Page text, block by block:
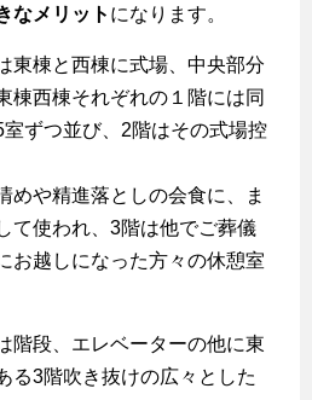
なメリット になります。
東棟と西棟に式場、中央部分
棟西棟それぞれの１階には同
ずつ並び、2階はその式場控
めや精進落としの会食に、ま
て使われ、3階は他でご葬儀
お越しになった方々の休憩室
階段、エレベーターの他に東
る3階吹き抜けの広々とした